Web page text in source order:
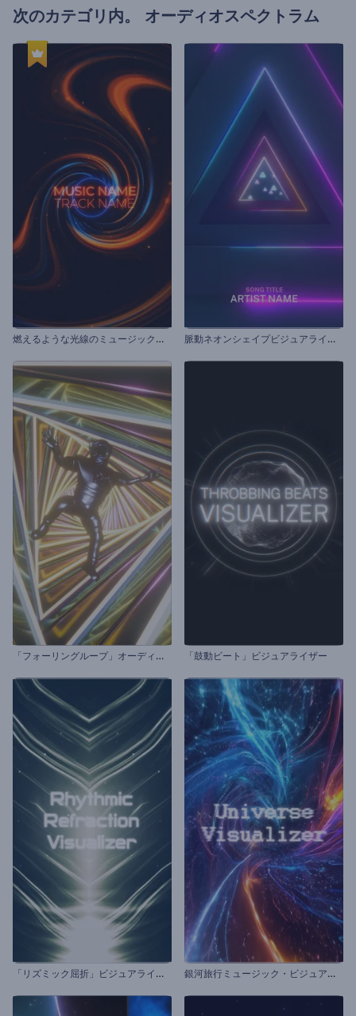
次のカテゴリ内。 オーディオスペクトラム
燃
えるような光線のミュージックビジュアライザー 脈
動ネオンシェイプビジュアライザー
「
フォーリングループ」オーディオビジュアライザー 「鼓動ビート」ビジュアライザー
「
リズミック屈折」ビジュアライザー 銀
河旅行ミュージック・ビジュアライザー